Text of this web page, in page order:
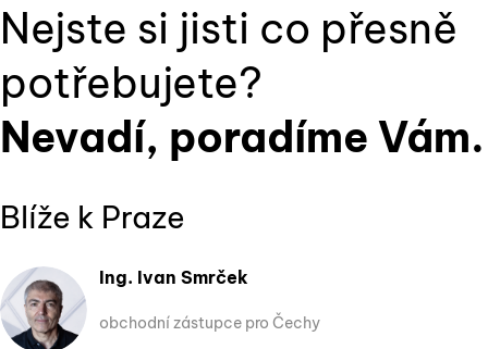
Nejste si jisti co přesně
potřebujete?
Nevadí, poradíme Vám.
Blíže k Praze
Ing. Ivan Smrček
obchodní zástupce pro Čechy